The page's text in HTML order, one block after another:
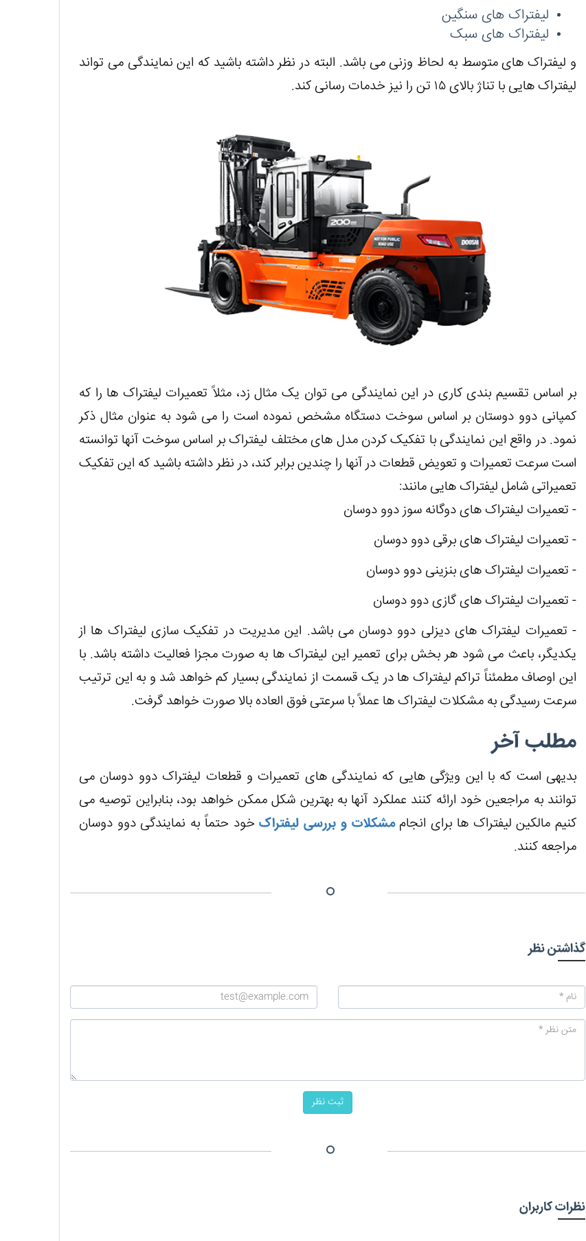
لیفتراک های سنگین
لیفتراک های سبک
و لیفتراک های متوسط به لحاظ وزنی می باشد. البته در نظر داشته باشید که این نمایندگی می تواند
لیفتراک هایی با تناژ بالای ۱۵ تن را نیز خدمات رسانی کند.
بر اساس تقسیم بندی کاری در این نمایندگی می توان یک مثال زد، مثلاً تعمیرات لیفتراک ها را که
کمپانی دوو دوستان بر اساس سوخت دستگاه مشخص نموده است را می شود به عنوان مثال ذکر
نمود. در واقع این نمایندگی با تفکیک کردن مدل های مختلف لیفتراک بر اساس سوخت آنها توانسته
است سرعت تعمیرات و تعویض قطعات در آنها را چندین برابر کند، در نظر داشته باشید که این تفکیک
تعمیراتی شامل لیفتراک هایی مانند:
- تعمیرات لیفتراک های دوگانه سوز دوو دوسان
- تعمیرات لیفتراک های برقی دوو دوسان
- تعمیرات لیفتراک های بنزینی دوو دوسان
- تعمیرات لیفتراک های گازی دوو دوسان
- تعمیرات لیفتراک های دیزلی دوو دوسان می باشد. این مدیریت در تفکیک سازی لیفتراک ها از
یکدیگر، باعث می شود هر بخش برای تعمیر این لیفتراک ها به صورت مجزا فعالیت داشته باشد. با
این اوصاف مطمئناً تراکم لیفتراک ها در یک قسمت از نمایندگی بسیار کم خواهد شد و به این ترتیب
سرعت رسیدگی به مشکلات لیفتراک ها عملاً با سرعتی فوق العاده بالا صورت خواهد گرفت.
مطلب آخر
بدیهی است که با این ویژگی هایی که نمایندگی های تعمیرات و قطعات لیفتراک دوو دوسان می
توانند به مراجعین خود ارائه کنند عملکرد آنها به بهترین شکل ممکن خواهد بود، بنابراین توصیه می
کنیم مالکین لیفتراک ها برای انجاممشکلات و بررسی لیفتراکخود حتماً به نمایندگی دوو دوسان
مراجعه کنند.
گذاشتن نظر
ثبت نظر
نظرات کاربران